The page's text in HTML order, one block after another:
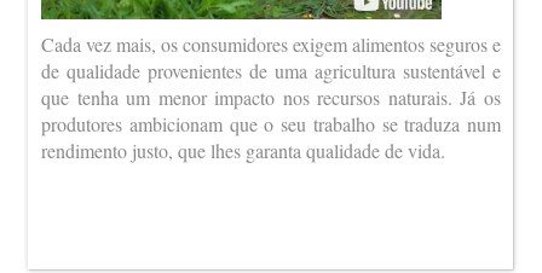
Cada vez mais, os consumidores exigem alimentos seguros e
de qualidade provenientes de uma agricultura sustentável e
que tenha um menor impacto nos recursos naturais. Já os
produtores ambicionam que o seu trabalho se traduza num
rendimento justo, que lhes garanta qualidade de vida.